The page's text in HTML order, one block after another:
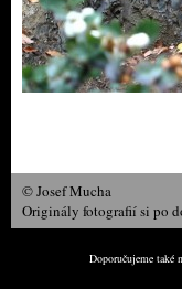
© Josef Mucha
Originály fotografií si po
Doporučujeme také